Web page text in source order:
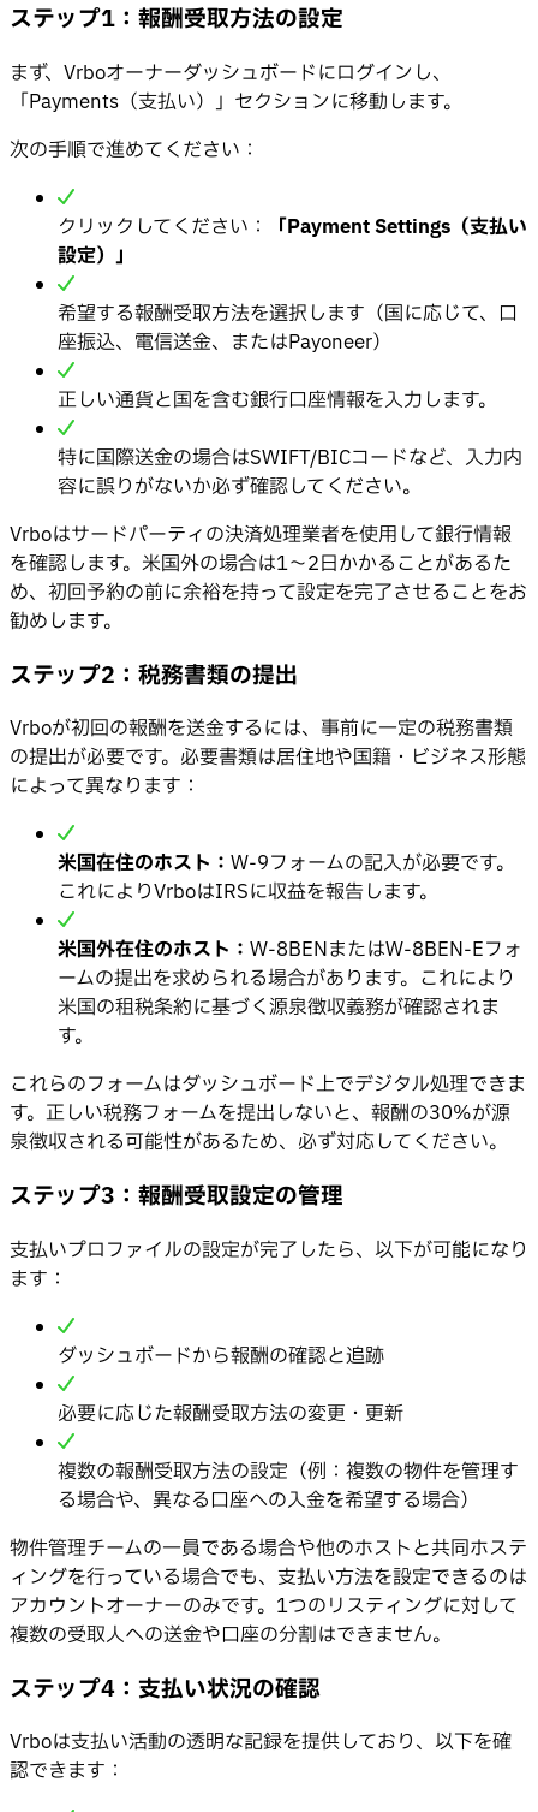
ステップ1：報酬受取方法の設定
まず、Vrboオーナーダッシュボードにログインし、
「Payments（支払い）」セクションに移動します。
次の手順で進めてください：
クリックしてください：
「Payment Settings（支払い
設定）」
希望する報酬受取方法を選択します（国に応じて、口
座振込、電信送金、またはPayoneer）
正しい通貨と国を含む銀行口座情報を入力します。
特に国際送金の場合はSWIFT/BICコードなど、入力内
容に誤りがないか必ず確認してください。
Vrboはサードパーティの決済処理業者を使用して銀行情報
を確認します。米国外の場合は1〜2日かかることがあるた
め、初回予約の前に余裕を持って設定を完了させることをお
勧めします。
ステップ2：税務書類の提出
Vrboが初回の報酬を送金するには、事前に一定の税務書類
の提出が必要です。必要書類は居住地や国籍・ビジネス形態
によって異なります：
米国在住のホスト： W-9フォームの記入が必要です。
これによりVrboはIRSに収益を報告します。
米国外在住のホスト： W-8BENまたはW-8BEN-Eフォ
ームの提出を求められる場合があります。これにより
米国の租税条約に基づく源泉徴収義務が確認されま
す。
これらのフォームはダッシュボード上でデジタル処理できま
す。正しい税務フォームを提出しないと、報酬の30%が源
泉徴収される可能性があるため、必ず対応してください。
ステップ3：報酬受取設定の管理
支払いプロファイルの設定が完了したら、以下が可能になり
ます：
ダッシュボードから報酬の確認と追跡
必要に応じた報酬受取方法の変更・更新
複数の報酬受取方法の設定（例：複数の物件を管理す
る場合や、異なる口座への入金を希望する場合）
物件管理チームの一員である場合や他のホストと共同ホステ
ィングを行っている場合でも、支払い方法を設定できるのは
アカウントオーナーのみです。1つのリスティングに対して
複数の受取人への送金や口座の分割はできません。
ステップ4：支払い状況の確認
Vrboは支払い活動の透明な記録を提供しており、以下を確
認できます：